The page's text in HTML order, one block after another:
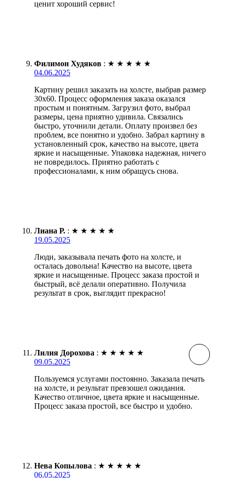
ценит хороший сервис!
Филимон Худяков : ★ ★ ★ ★ ★
04.06.2025
Картину решил заказать на холсте, выбрав размер
30х60. Процесс оформления заказа оказался
простым и понятным. Загрузил фото, выбрал
размеры, цена приятно удивила. Связались
быстро, уточнили детали. Оплату произвел без
проблем, все понятно и удобно. Забрал картину в
установленный срок, качество на высоте, цвета
яркие и насыщенные. Упаковка надежная, ничего
не повредилось. Приятно работать с
профессионалами, к ним обращусь снова.
Лиана Р. : ★ ★ ★ ★ ★
19.05.2025
Люди, заказывала печать фото на холсте, и
осталась довольна! Качество на высоте, цвета
яркие и насыщенные. Процесс заказа простой и
быстрый, всё делали оперативно. Получила
результат в срок, выглядит прекрасно!
Лилия Дорохова : ★ ★ ★ ★ ★
09.05.2025
Пользуемся услугами постоянно. Заказала печать
на холсте, и результат превзошел ожидания.
Качество отличное, цвета яркие и насыщенные.
Процесс заказа простой, все быстро и удобно.
Нева Копылова : ★ ★ ★ ★ ★
06.05.2025